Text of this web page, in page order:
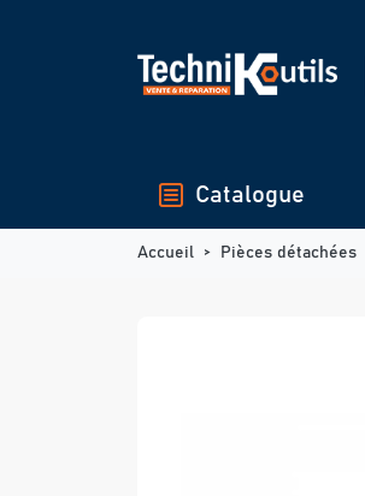
Catalogue
Accueil Pièces détachées